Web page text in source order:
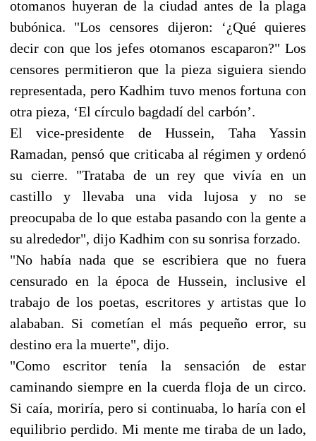
otomanos huyeran de la ciudad antes de la plaga
bubónica. "Los censores dijeron: ‘¿Qué quieres
decir con que los jefes otomanos escaparon?" Los
censores permitieron que la pieza siguiera siendo
representada, pero Kadhim tuvo menos fortuna con
otra pieza, ‘El círculo bagdadí del carbón’.
El vice-presidente de Hussein, Taha Yassin
Ramadan, pensó que criticaba al régimen y ordenó
su cierre. "Trataba de un rey que vivía en un
castillo y llevaba una vida lujosa y no se
preocupaba de lo que estaba pasando con la gente a
su alrededor", dijo Kadhim con su sonrisa forzado.
"No había nada que se escribiera que no fuera
censurado en la época de Hussein, inclusive el
trabajo de los poetas, escritores y artistas que lo
alababan. Si cometían el más pequeño error, su
destino era la muerte", dijo.
"Como escritor tenía la sensación de estar
caminando siempre en la cuerda floja de un circo.
Si caía, moriría, pero si continuaba, lo haría con el
equilibrio perdido. Mi mente me tiraba de un lado,